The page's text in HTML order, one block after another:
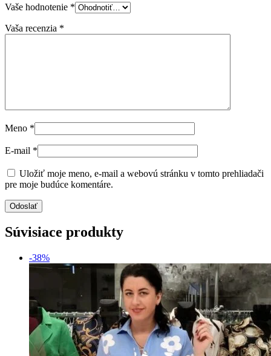
Vaše hodnotenie *
Vaša recenzia *
Meno *
E-mail *
Uložiť moje meno, e-mail a webovú stránku v tomto prehliadači
pre moje budúce komentáre.
Súvisiace produkty
-38%